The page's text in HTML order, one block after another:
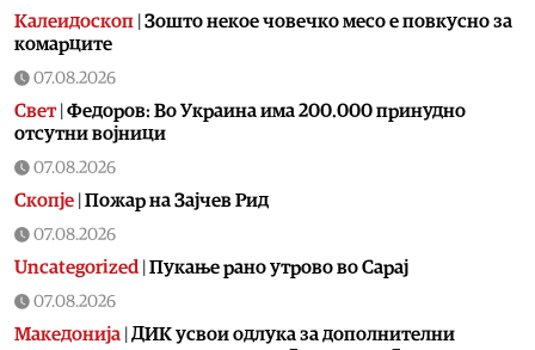
Калеидоскоп Зошто некое човечко месо е повкусно за
комарците
07.08.2026
Свет| Федоров: Во Украина има 200.000 принудно
отсутни војници
07.08.2026
Скопје Пожар на Зајчев Рид
07.08.2026
Uncategorized| Пукање рано утрово во Сарај
07.08.2026
Македонија ДИК усвои одлука за дополнителни